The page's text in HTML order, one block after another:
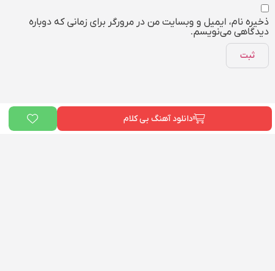
دانلود آهنگ بی کلام
ذخیره نام، ایمیل و وبسایت من در مرورگر برای زمانی که دوباره
دیدگاهی می‌نویسم.